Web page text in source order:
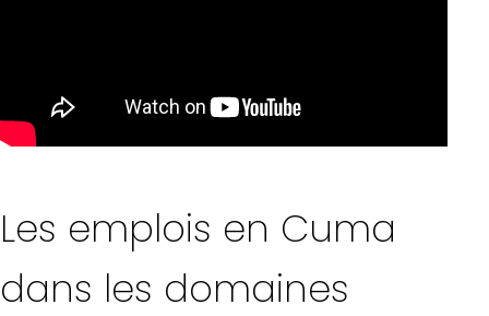
Les emplois en Cuma
dans les domaines